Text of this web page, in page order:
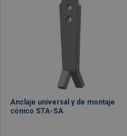
Anclaje universal y de montaje
cónico STA-SA